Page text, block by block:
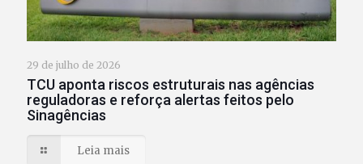
29 de julho de 2026
TCU aponta riscos estruturais nas agências
reguladoras e reforça alertas feitos pelo
Sinagências
Leia mais